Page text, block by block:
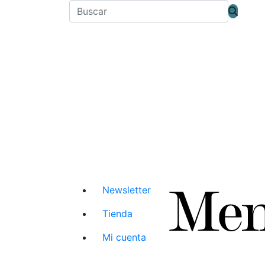
Newsletter
Tienda
Mi cuenta